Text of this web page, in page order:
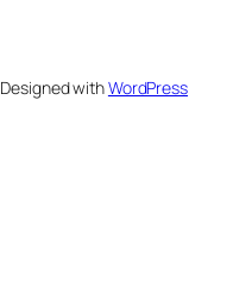
Designed withWordPress